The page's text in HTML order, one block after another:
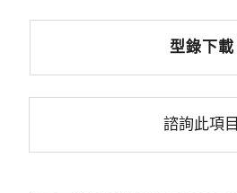
型錄下載
諮詢此項目